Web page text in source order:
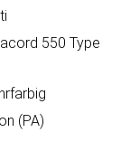
550 Type
(PA)